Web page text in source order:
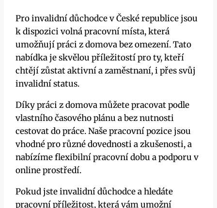
Pro invalidní důchodce v České republice jsou
k dispozici volná pracovní místa, která
umožňují práci z domova bez omezení. Tato
nabídka je skvělou příležitostí pro ty, kteří
chtějí zůstat aktivní a zaměstnaní, i přes svůj
invalidní status.
Díky práci z domova můžete pracovat podle
vlastního časového plánu a bez nutnosti
cestovat do práce. Naše pracovní pozice jsou
vhodné pro různé dovednosti a zkušenosti, a
nabízíme flexibilní pracovní dobu a podporu v
online prostředí.
Pokud jste invalidní důchodce a hledáte
pracovní příležitost, která vám umožní